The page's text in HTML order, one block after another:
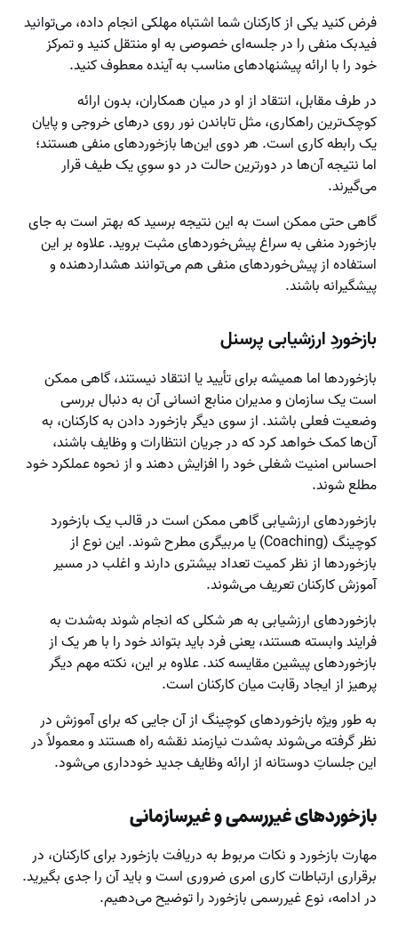
فرض کنید یکی از کارکنان شما اشتباه مهلکی انجام داده، می‌توانید
فیدبک منفی را در جلسه‌ای خصوصی به او منتقل کنید و تمرکز
خود را با ارائه پیشنهادهای مناسب به آینده معطوف کنید.
در طرف مقابل، انتقاد از او در میان همکاران، بدون ارائه
کوچک‌ترین راهکاری، مثل تاباندن نور روی درهای خروجی و پایان
یک رابطه کاری است. هر دوی این‌ها بازخوردهای منفی هستند؛
اما نتیجه آن‌ها در دورترین حالت در دو سویِ یک طیف قرار
می‌گیرند.
گاهی حتی ممکن است به این نتیجه برسید که بهتر است به جای
بازخورد منفی به سراغ پیش‌خوردهای مثبت بروید. علاوه بر این
استفاده از پیش‌خوردهای منفی هم می‌توانند هشداردهنده و
پیشگیرانه باشند.
بازخوردِ ارزشیابی پرسنل
بازخوردها اما همیشه برای تأیید یا انتقاد نیستند، گاهی ممکن
است یک سازمان و مدیران منابع انسانی آن به دنبال بررسی
وضعیت فعلی باشند. از سوی دیگر بازخورد دادن به کارکنان، به
آن‌ها کمک خواهد کرد که در جریان انتظارات و وظایف باشند،
احساس امنیت شغلی خود را افزایش دهند و از نحوه عملکرد خود
مطلع شوند.
بازخوردهای ارزشیابی گاهی ممکن است در قالب یک بازخورد
کوچینگ (Coaching) یا مربیگری مطرح شوند. این نوع از
بازخوردها از نظر کمیت تعداد بیشتری دارند و اغلب در مسیر
آموزش کارکنان تعریف می‌شوند.
بازخوردهای ارزشیابی به هر شکلی که انجام شوند به‌شدت به
فرایند وابسته هستند، یعنی فرد باید بتواند خود را با هر یک از
بازخوردهای پیشین مقایسه کند. علاوه بر این، نکته مهم دیگر
پرهیز از ایجاد رقابت میان کارکنان است.
به طور ویژه بازخورد‌های کوچینگ از آن جایی که برای آموزش در
نظر گرفته می‌شوند به‌شدت نیازمند نقشه راه هستند و معمولاً در
این جلساتِ دوستانه از ارائه وظایف جدید خودداری می‌شود.
بازخوردهای غیررسمی و غیرسازمانی
مهارت بازخورد و نکات مربوط به دریافت بازخورد برای کارکنان، در
برقراری ارتباطات کاری امری ضروری است و باید آن را جدی بگیرید.
در ادامه، نوع غیررسمی بازخورد را توضیح می‌دهیم.